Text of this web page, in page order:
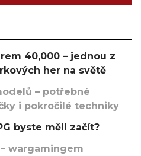
40,000 – jednou z
her na světě
– potřebné
i pokročilé techniky
byste měli začít?
wargamingem